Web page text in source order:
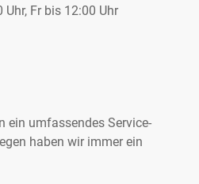
Fr bis 12:00 Uhr
ein umfassendes Service-
haben wir immer ein